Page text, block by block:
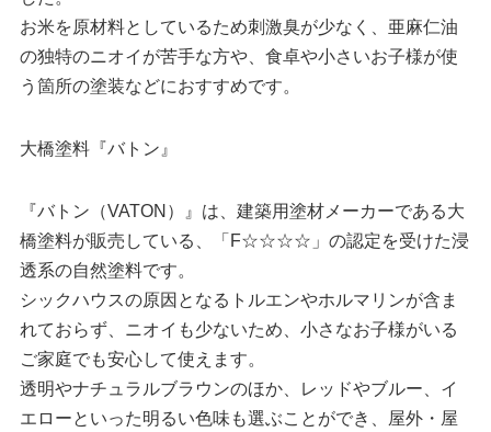
お米を原材料としているため刺激臭が少なく、亜麻仁油
の独特のニオイが苦手な方や、食卓や小さいお子様が使
う箇所の塗装などにおすすめです。
大橋塗料『バトン』
『バトン（VATON）』は、建築用塗材メーカーである大
橋塗料が販売している、「F☆☆☆☆」の認定を受けた浸
透系の自然塗料です。
シックハウスの原因となるトルエンやホルマリンが含ま
れておらず、ニオイも少ないため、小さなお子様がいる
ご家庭でも安心して使えます。
透明やナチュラルブラウンのほか、レッドやブルー、イ
エローといった明るい色味も選ぶことができ、屋外・屋